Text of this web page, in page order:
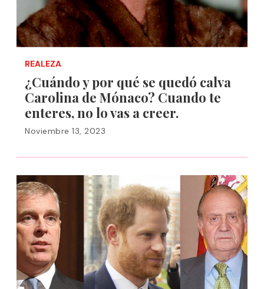
REALEZA
¿Cuándo y por qué se quedó calva
Carolina de Mónaco? Cuando te
enteres, no lo vas a creer.
Noviembre 13, 2023